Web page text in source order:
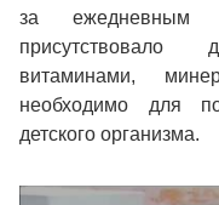
за
присутствовало
витаминами,
необходимо для
детского организма.